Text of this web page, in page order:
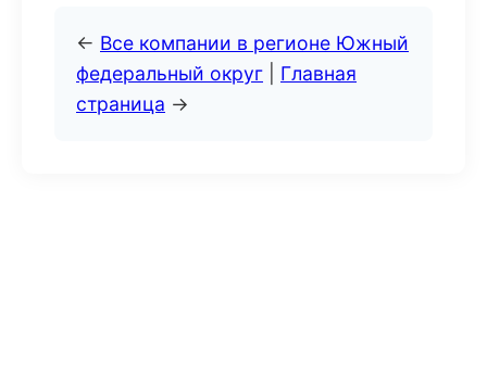
← Все компании в регионе Южный
федеральный округ
Главная
страница →